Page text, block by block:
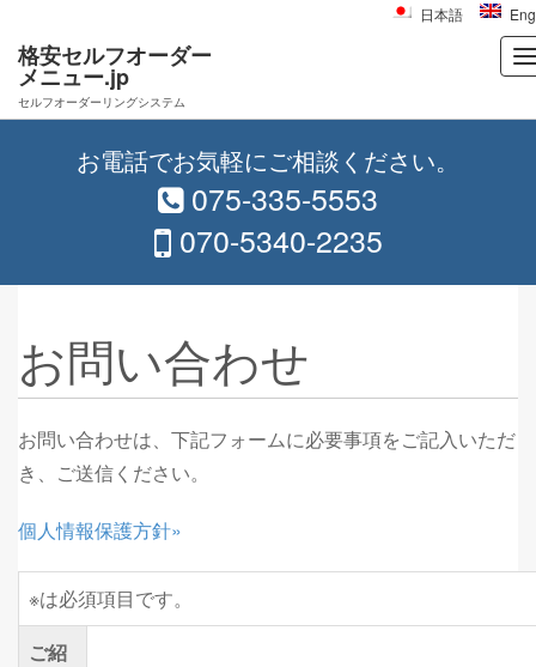
格安セルフオーダー
メニュー.jp
セルフオーダーリングシステム
Main menu
日本語
お電話でお気軽にご相談ください。
075-335-5553
070-5340-2235
お問い合わせ
お問い合わせは、下記フォームに必要事項をご記入いただ
き、ご送信ください。
個人情報保護方針»
※は必須項目です。
ご紹